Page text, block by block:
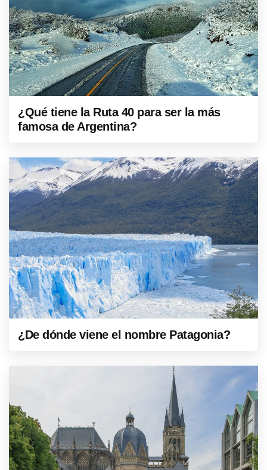
¿Qué tiene la Ruta 40 para ser la más
famosa de Argentina?
¿De dónde viene el nombre Patagonia?